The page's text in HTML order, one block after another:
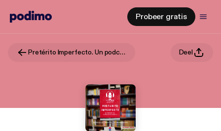
Probeer gratis
Pretérito Imperfecto. Un podcast de Librerías de Madrid Deel